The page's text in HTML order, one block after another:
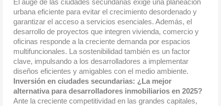
El auge de las ciudades secundarias exige una planeación
urbana eficiente para evitar el crecimiento desordenado y
garantizar el acceso a servicios esenciales. Además, el
desarrollo de proyectos que integren vivienda, comercio y
oficinas responde a la creciente demanda por espacios
multifuncionales. La sostenibilidad también es un factor
clave, impulsando a los desarrolladores a implementar
diseños eficientes y amigables con el medio ambiente.
Inversión en ciudades secundarias: ¿La mejor
alternativa para desarrolladores inmobiliarios en 2025?
Ante la creciente competitividad en las grandes capitales,